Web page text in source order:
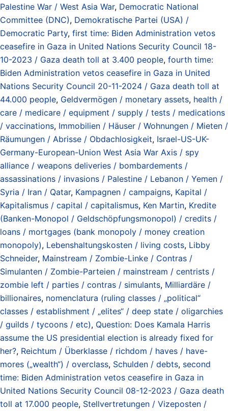
Palestine War / West Asia War, Democratic National
Committee (DNC), Demokratische Partei (USA) /
Democratic Party, first time: Biden Administration vetos
ceasefire in Gaza in United Nations Security Council 18-
10-2023 / Gaza death toll at 3.400 people, fourth time:
Biden Administration vetos ceasefire in Gaza in United
Nations Security Council 20-11-2024 / Gaza death toll at
44.000 people, Geldvermögen / monetary assets, health /
care / medicare / equipment / supply / tests / medications
/ vaccinations, Immobilien / Häuser / Wohnungen / Mieten /
Räumungen / Abrisse / Obdachlosigkeit, Israel-US-UK-
Germany-European-Union West Asia War Axis / spy
alliance / weapons deliveries / bombardements /
assassinations / invasions / Palestine / Lebanon / Yemen /
Syria / Iran / Qatar, Kampagnen / campaigns, Kapital /
Kapitalismus / capital / capitalismus, Ken Martin, Kredite
(Banken-Monopol / Geldschöpfungsmonopol) / credits /
loans / mortgages (bank monopoly / money creation
monopoly), Lebenshaltungskosten / living costs, Libby
Schneider, Mainstream / Zombie-Linke / Contras /
Simulanten / Zombie-Parteien / mainstream / centrists /
zombie left / parties / contras / simulants, Milliardäre /
billionaires, nomenclatura (ruling classes / „political“
classes / establishment / „elites“ / deep state / oligarchies
/ guilds / tycoons / etc), Question: Does Kamala Harris
assume the US presidential election is already fixed for
her?, Reichtum / Überklasse / richdom / haves / have-
mores („wealth“) / overclass, Schulden / debts, second
time: Biden Administration vetos ceasefire in Gaza in
United Nations Security Council 08-12-2023 / Gaza death
toll at 17.000 people, Stellvertretungen / Vizeposten /